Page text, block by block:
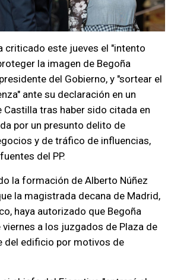
criticado este jueves el "intento
la imagen de Begoña
del Gobierno, y "sortear el
ante su declaración en un
Castilla tras haber sido citada en
por un presunto delito de
y de tráfico de influencias,
del PP.
la formación de Alberto Núñez
la magistrada decana de Madrid,
haya autorizado que Begoña
a los juzgados de Plaza de
del edificio por motivos de